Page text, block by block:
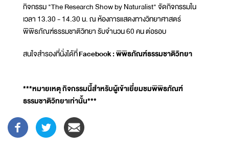
กิจกรรม "The Research Show by Naturalist" จัดกิจกรรมใน
เวลา 13.30 - 14.30 น. ณ ห้องการแสดงทางวิทยาศาสตร์
พิพิธภัณฑ์ธรรมชาติวิทยา รับจำนวน 60 คน ต่อรอบ
สนใจสำรองที่นั่งได้ที่Facebook : พิพิธภัณฑ์ธรรมชาติวิทยา
***หมายเหตุ กิจกรรมนี้สำหรับผู้เข้าเยี่ยมชมพิพิธภัณฑ์
ธรรมชาติวิทยาเท่านั้น***